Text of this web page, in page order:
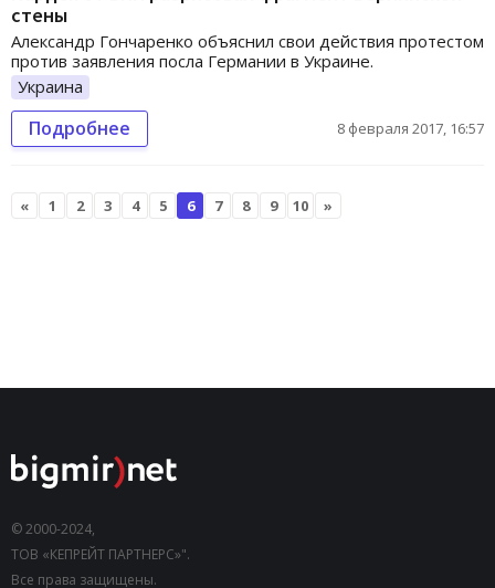
стены
Александр Гончаренко объяснил свои действия протестом
против заявления посла Германии в Украине.
Украина
Подробнее 8 февраля 2017, 16:57
« 1 2 3 4 5 6 7 8 9 10 »
© 2000-2024,
ТОВ «КЕПРЕЙТ ПАРТНЕРС»".
Все права защищены.